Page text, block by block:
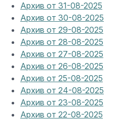
Архив от 31-08-2025
Архив от 30-08-2025
Архив от 29-08-2025
Архив от 28-08-2025
Архив от 27-08-2025
Архив от 26-08-2025
Архив от 25-08-2025
Архив от 24-08-2025
Архив от 23-08-2025
Архив от 22-08-2025